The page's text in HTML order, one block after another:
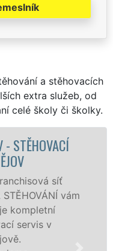
a stěhovacích
extra služeb, od
celé školy či školky.
PROSTĚJOV -
PROSTĚJOV
Poskytujeme
stěhovací služby v
Prostějově na
špičkové úrovni se